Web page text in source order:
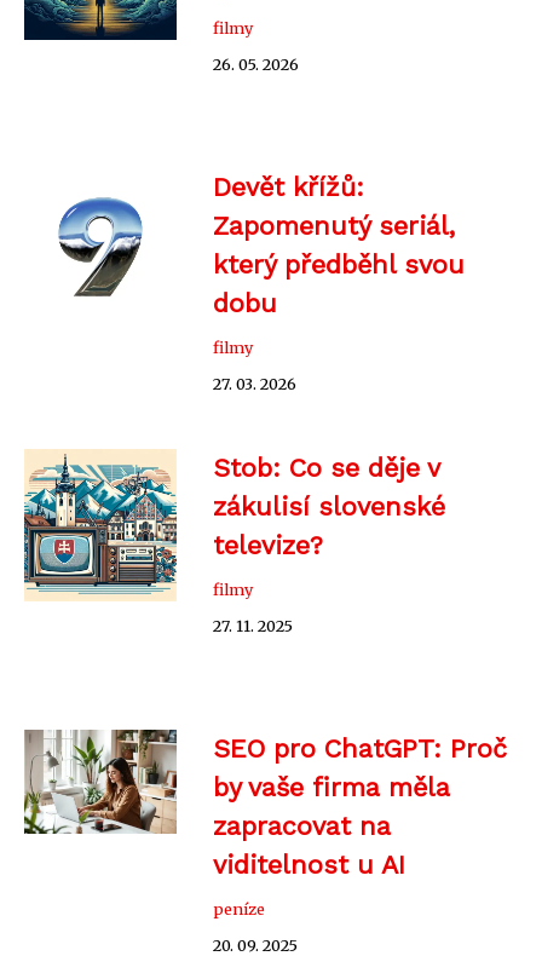
filmy
26. 05. 2026
Devět křížů:
Zapomenutý seriál,
který předběhl svou
dobu
filmy
27. 03. 2026
Stob: Co se děje v
zákulisí slovenské
televize?
filmy
27. 11. 2025
SEO pro ChatGPT: Proč
by vaše firma měla
zapracovat na
viditelnost u AI
peníze
20. 09. 2025